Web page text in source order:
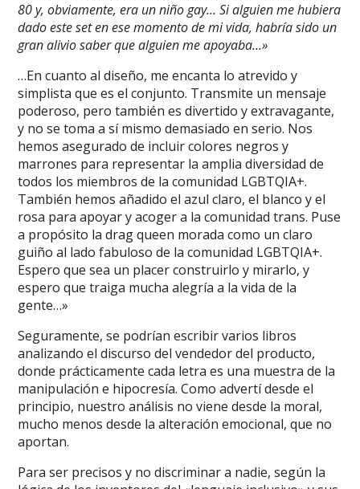
80 y, obviamente, era un niño gay… Si alguien me hubiera
dado este set en ese momento de mi vida, habría sido un
gran alivio saber que alguien me apoyaba…»
…En cuanto al diseño, me encanta lo atrevido y
simplista que es el conjunto. Transmite un mensaje
poderoso, pero también es divertido y extravagante,
y no se toma a sí mismo demasiado en serio. Nos
hemos asegurado de incluir colores negros y
marrones para representar la amplia diversidad de
todos los miembros de la comunidad LGBTQIA+.
También hemos añadido el azul claro, el blanco y el
rosa para apoyar y acoger a la comunidad trans. Puse
a propósito la drag queen morada como un claro
guiño al lado fabuloso de la comunidad LGBTQIA+.
Espero que sea un placer construirlo y mirarlo, y
espero que traiga mucha alegría a la vida de la
gente…»
Seguramente, se podrían escribir varios libros
analizando el discurso del vendedor del producto,
donde prácticamente cada letra es una muestra de la
manipulación e hipocresía. Como advertí desde el
principio, nuestro análisis no viene desde la moral,
mucho menos desde la alteración emocional, que no
aportan.
Para ser precisos y no discriminar a nadie, según la